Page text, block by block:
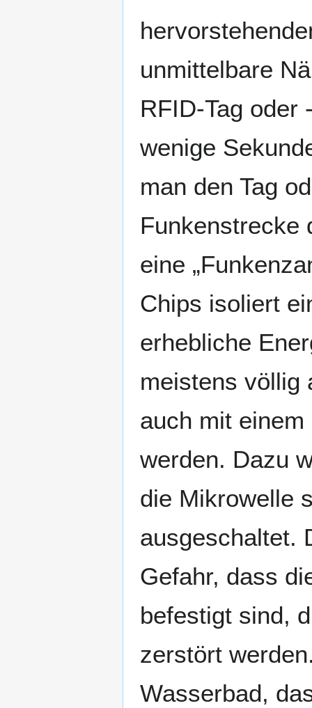
unmittelbare
RFID-Tag oder
wenige
man den Tag
Funkenstrecke
eine
Chips isoliert
erhebliche
meistens völlig
auch mit
werden. Dazu
die Mikrowelle
ausgeschaltet.
Gefahr, dass
befestigt sind,
zerstört
Wasserbad,